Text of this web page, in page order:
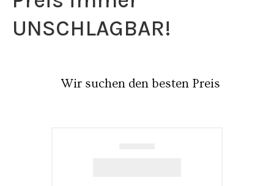
UNSCHLAGBAR!
Wir suchen den besten Preis